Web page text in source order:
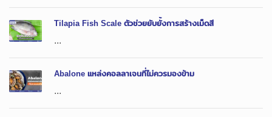
Tilapia Fish Scale ตัวช่วยยับยั้งการสร้างเม็ดสี
...
Abalone แหล่งคอลลาเจนที่ไม่ควรมองข้าม
...